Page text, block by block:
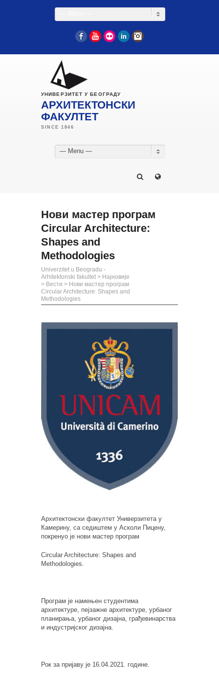
FacebookYouTube
Flickr LinkedIn
УНИВЕРЗИТЕТ У БЕОГРАДУ
АРХИТЕКТОНСКИ
ФАКУЛТЕТ
— Menu —
Нови мастер програм
Circular Architecture:
Shapes and
Methodologies
Univerzitet u Beogradu -
Arhitektonski fakultet > Најновије
> Вести > Нови мастер програм
Circular Architecture: Shapes and
Methodologies
Архитектонски факултет Универзитета у
Камерину, са седиштем у Асколи Пицену,
покренуо је нови мастер програм
Circular Architecture: Shapes and
Methodologies
Програм је намењен студентима
архитектуре, пејзажне архитектуре, урбаног
планирања, урбаног дизајна, грађевинарства
и индустријског дизајна.
Рок за пријаву је 16.04.2021. године.